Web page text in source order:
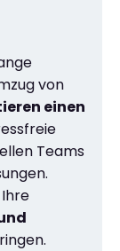
von
einen
Teams